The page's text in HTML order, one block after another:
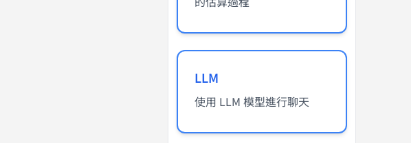
LLM
使用 LLM 模型進行聊天